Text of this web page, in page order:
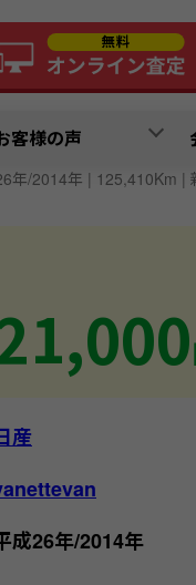
客様の声
年/2014年 | 125,410Km |
産
成26年/2014年